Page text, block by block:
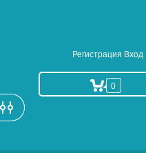
Регистрация Вход
0